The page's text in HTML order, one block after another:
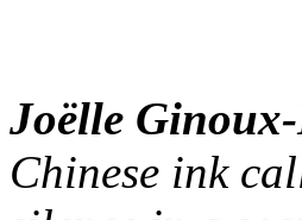
Joëlle
Chinese ink